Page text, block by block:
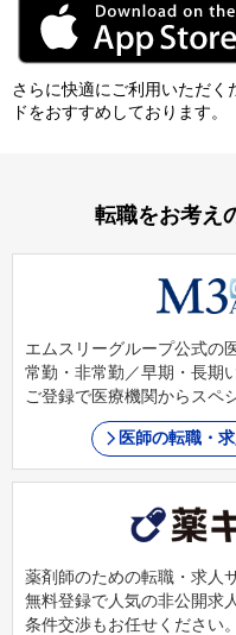
さらに快適にご利⽤いただ
ドをおすすめしております。
転職をお考え
エムスリーグループ公式の
常勤・非常勤／早期・長期
ご登録で医療機関からスペ
医師の転職・
薬剤師のための転職・求人
無料登録で人気の非公開求
条件交渉もお任せください。